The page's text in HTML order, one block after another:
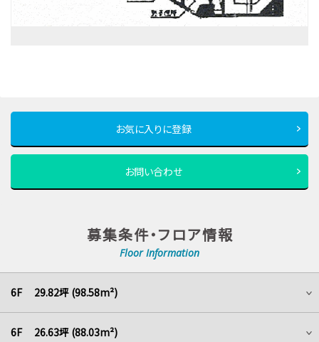
お気に入りに登録
お問い合わせ
募集条件・フロア情報
Floor Information
6F 29.82坪 (98.58m²)
6F 26.63坪 (88.03m²)